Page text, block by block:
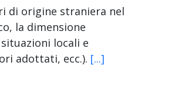
di origine straniera nel
la dimensione
locali e
adottati, ecc.). [...]